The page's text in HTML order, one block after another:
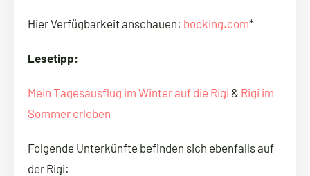
Hier Verfügbarkeit anschauen: booking.com*
Lesetipp:
Mein Tagesausflug im Winter auf die Rigi & Rigi im
Sommer erleben
Folgende Unterkünfte befinden sich ebenfalls auf
der Rigi: